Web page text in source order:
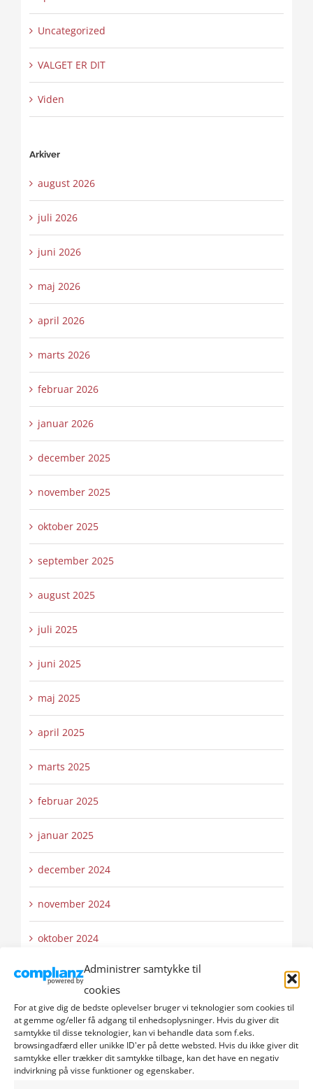
Administrer samtykke til
cookies
For at give dig de bedste oplevelser bruger vi teknologier som cookies til
at gemme og/eller få adgang til enhedsoplysninger. Hvis du giver dit
samtykke til disse teknologier, kan vi behandle data som f.eks.
browsingadfærd eller unikke ID'er på dette websted. Hvis du ikke giver dit
samtykke eller trækker dit samtykke tilbage, kan det have en negativ
indvirkning på visse funktioner og egenskaber.
Uncategorized
VALGET ER DIT
Viden
Arkiver
august 2026
juli 2026
juni 2026
maj 2026
april 2026
marts 2026
februar 2026
januar 2026
december 2025
november 2025
oktober 2025
september 2025
august 2025
juli 2025
juni 2025
maj 2025
april 2025
marts 2025
februar 2025
januar 2025
december 2024
november 2024
oktober 2024
september 2024
august 2024
juli 2024
juni 2024